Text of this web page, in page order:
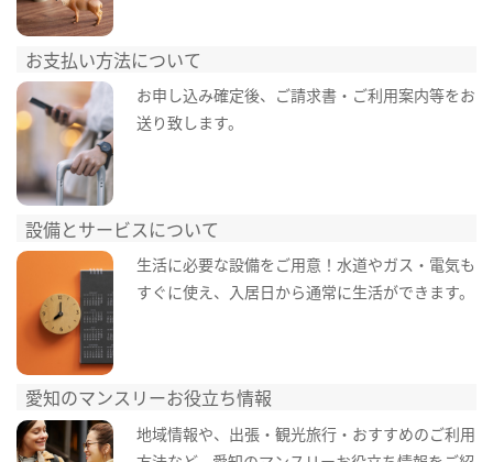
お支払い方法について
お申し込み確定後、ご請求書・ご利用案内等をお
送り致します。
設備とサービスについて
生活に必要な設備をご用意！水道やガス・電気も
すぐに使え、入居日から通常に生活ができます。
愛知のマンスリーお役立ち情報
地域情報や、出張・観光旅行・おすすめのご利用